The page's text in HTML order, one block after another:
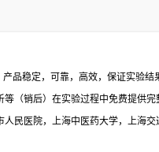
稳定，可靠，高效，保证实验
（销后）在实验过程中免费提供完
民医院，上海中医药大学，上海